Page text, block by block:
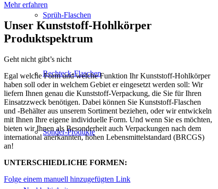
Sprüh-Flaschen
Rechteck-Flaschen
Sonder-Produkte
Mehr erfahren
Unser Kunststoff-Hohlkörper
Produktspektrum
Geht nicht gibt’s nicht
Egal welche Form und welche Funktion Ihr Kunststoff-Hohlkörper
haben soll oder in welchem Gebiet er eingesetzt werden soll: Wir
liefern Ihnen genau die Kunststoff-Verpackung, die Sie für Ihren
Einsatzzweck benötigen. Dabei können Sie Kunststoff-Flaschen
und -Behälter aus unserem Sortiment beziehen, oder wir entwickeln
mit Ihnen Ihre eigene individuelle Form. Und wenn Sie es möchten,
bieten wir Ihnen als Besonderheit auch Verpackungen nach dem
international anerkannten, hohen Lebensmittelstandard (BRCGS)
an!
UNTERSCHIEDLICHE FORMEN:
Folge einem manuell hinzugefügten Link